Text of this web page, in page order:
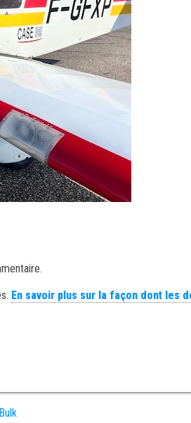
En savoir plus sur la façon dont les
Bulk